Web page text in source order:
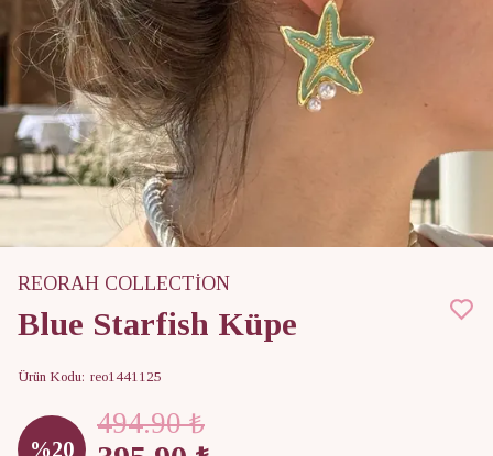
REORAH COLLECTİON
Blue Starfish Küpe
Ürün Kodu: reo1441125
%20
494.90 ₺